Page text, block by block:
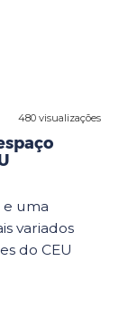
480 visualizações
e uma
variados
do CEU